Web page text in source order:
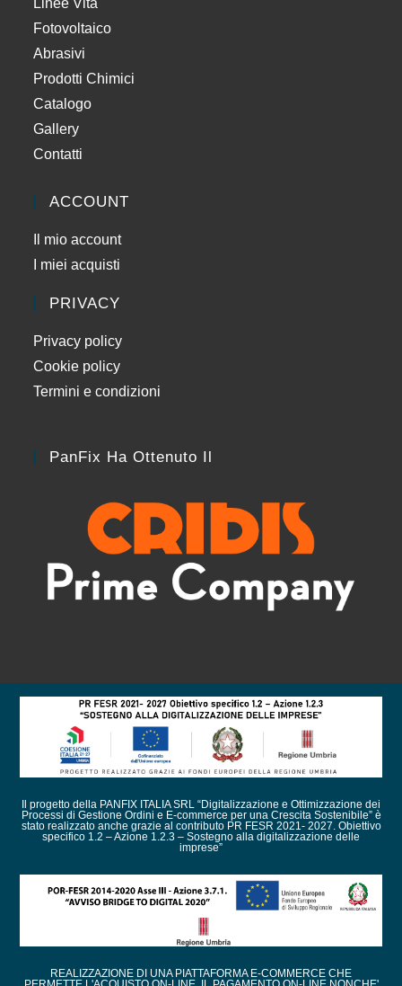
Fotovoltaico
Abrasivi
Prodotti Chimici
Catalogo
Gallery
Contatti
ACCOUNT
Il mio account
I miei acquisti
PRIVACY
Privacy policy
Cookie policy
Termini e condizioni
PanFix Ha Ottenuto Il
Il progetto della PANFIX ITALIA SRL “Digitalizzazione e Ottimizzazione dei
Processi di Gestione Ordini e E-commerce per una Crescita Sostenibile” è
stato realizzato anche grazie al contributo PR FESR 2021- 2027. Obiettivo
specifico 1.2 – Azione 1.2.3 – Sostegno alla digitalizzazione delle
imprese”
REALIZZAZIONE DI UNA PIATTAFORMA E-COMMERCE CHE